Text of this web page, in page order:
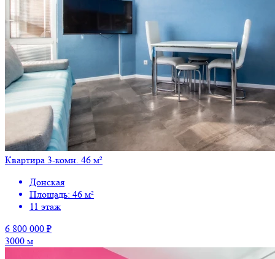
Квартира 3-комн. 46 м²
Донская
Площадь: 46 м²
11 этаж
6 800 000 ₽
3000 м